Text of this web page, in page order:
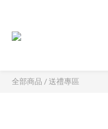
全部商品 / 送禮專區